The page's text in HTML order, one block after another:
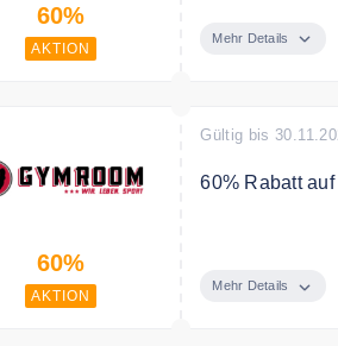
60%
AKTION
Mehr Details
60%
AKTION
Gültig bis
60% Rabatt
Mehr Details